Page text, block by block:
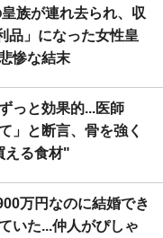
族が連れ去られ、収
品」になった女性皇
惨な結末
っと効果的...医師
」と断言、骨を強く
える食材"
万円なのに結婚でき
いた...仲人がぴしゃ